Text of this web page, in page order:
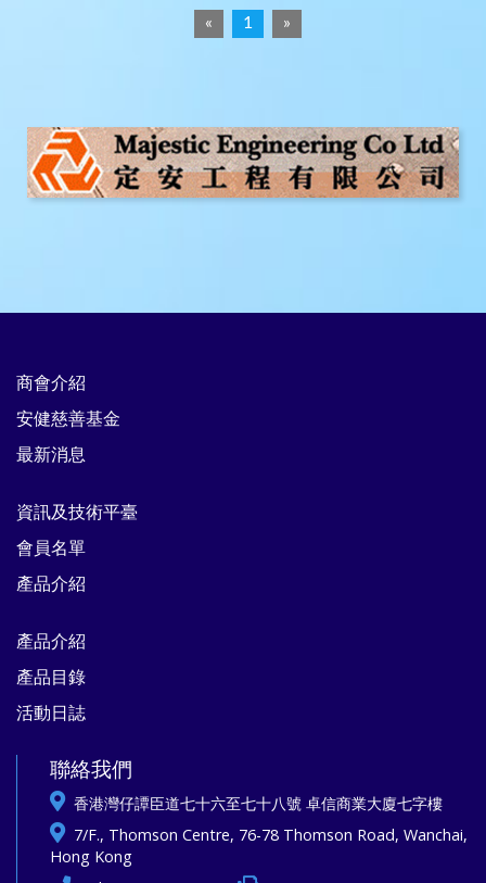
« 1 »
商會介紹
安健慈善基金
最新消息
資訊及技術平臺
會員名單
產品介紹
產品介紹
產品目錄
活動日誌
聯絡我們
香港灣仔譚臣道七十六至七十八號 卓信商業大廈七字樓
7/F., Thomson Centre, 76-78 Thomson Road, Wanchai,
Hong Kong